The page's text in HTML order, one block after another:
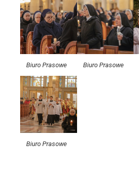
Biuro Prasowe Biuro Prasowe
Biuro Prasowe